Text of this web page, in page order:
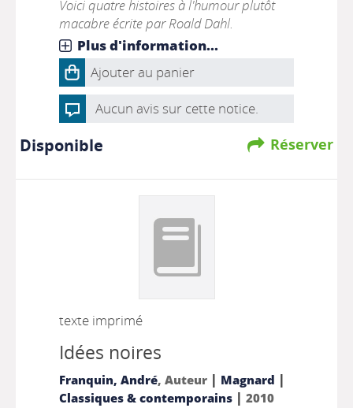
Voici quatre histoires à l'humour plutôt
macabre écrite par Roald Dahl.
Plus d'information...
Ajouter au panier
Aucun avis sur cette notice.
Réserver
Disponible
texte imprimé
Idées noires
Franquin, André, Auteur | Magnard |
Classiques & contemporains| 2010